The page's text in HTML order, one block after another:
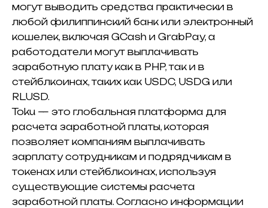
могут выводить средства практически в
любой филиппинский банк или электронный
кошелек, включая GCash и GrabPay, а
работодатели могут выплачивать
заработную плату как в PHP, так и в
стейблкоинах, таких как USDC, USDG или
RLUSD.
Toku — это глобальная платформа для
расчета заработной платы, которая
позволяет компаниям выплачивать
зарплату сотрудникам и подрядчикам в
токенах или стейблкоинах, используя
существующие системы расчета
заработной платы. Согласно информации